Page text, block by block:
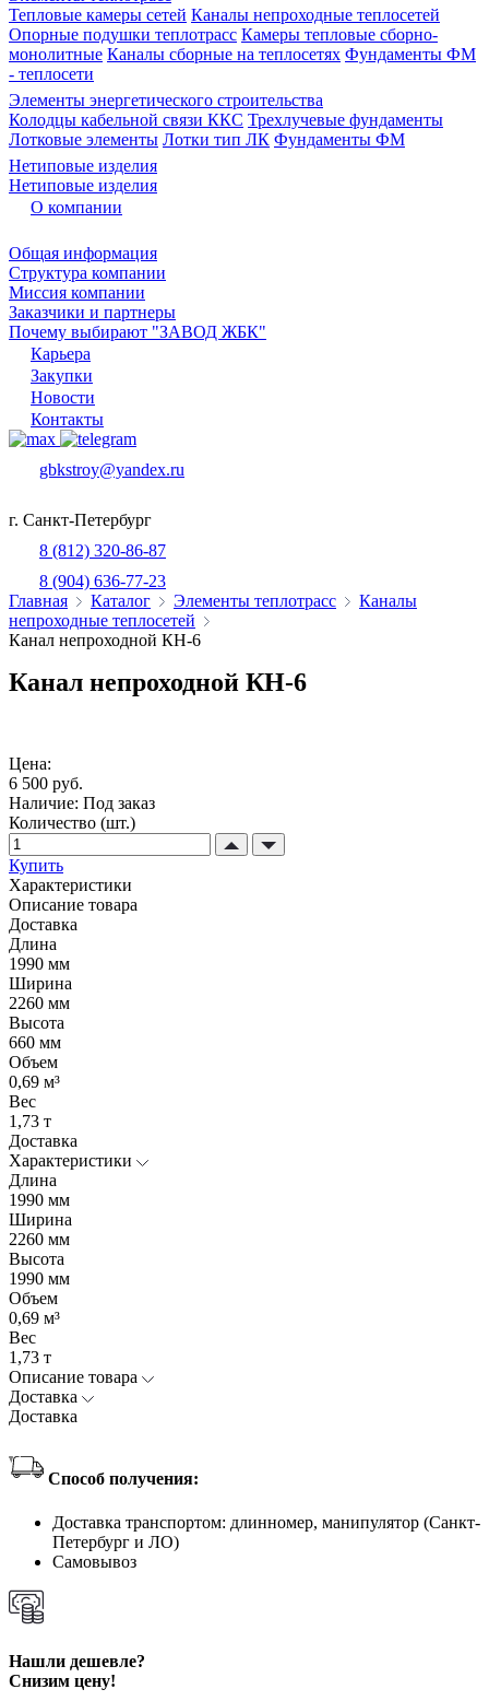
Тепловые камеры сетей Каналы непроходные теплосетей
Опорные подушки теплотрасс Камеры тепловые сборно-
монолитные Каналы сборные на теплосетях Фундаменты ФМ
- теплосети
Элементы энергетического строительства
Колодцы кабельной связи ККС Трехлучевые фундаменты
Лотковые элементы Лотки тип ЛК Фундаменты ФМ
Нетиповые изделия
Нетиповые изделия
О компании
Общая информация
Структура компании
Миссия компании
Заказчики и партнеры
Почему выбирают "ЗАВОД ЖБК"
Карьера
Закупки
Новости
Контакты
gbkstroy@yandex.ru
г. Санкт-Петербург
8 (812) 320-86-87
8 (904) 636-77-23
Главная
Каталог Элементы теплотрасс
Каналы
непроходные теплосетей
Канал непроходной КН-6
Канал непроходной КН-6
Цена:
6 500 руб.
Наличие: Под заказ
Количество (шт.)
Купить
Характеристики
Описание товара
Доставка
Длина
1990 мм
Ширина
2260 мм
Высота
660 мм
Объем
0,69 м³
Вес
1,73 т
Доставка
Характеристики
Длина
1990 мм
Ширина
2260 мм
Высота
1990 мм
Объем
0,69 м³
Вес
1,73 т
Описание товара
Доставка
Доставка
Способ получения:
Доставка транспортом: длинномер, манипулятор (Санкт-
Петербург и ЛО)
Самовывоз
Нашли дешевле?
Снизим цену!